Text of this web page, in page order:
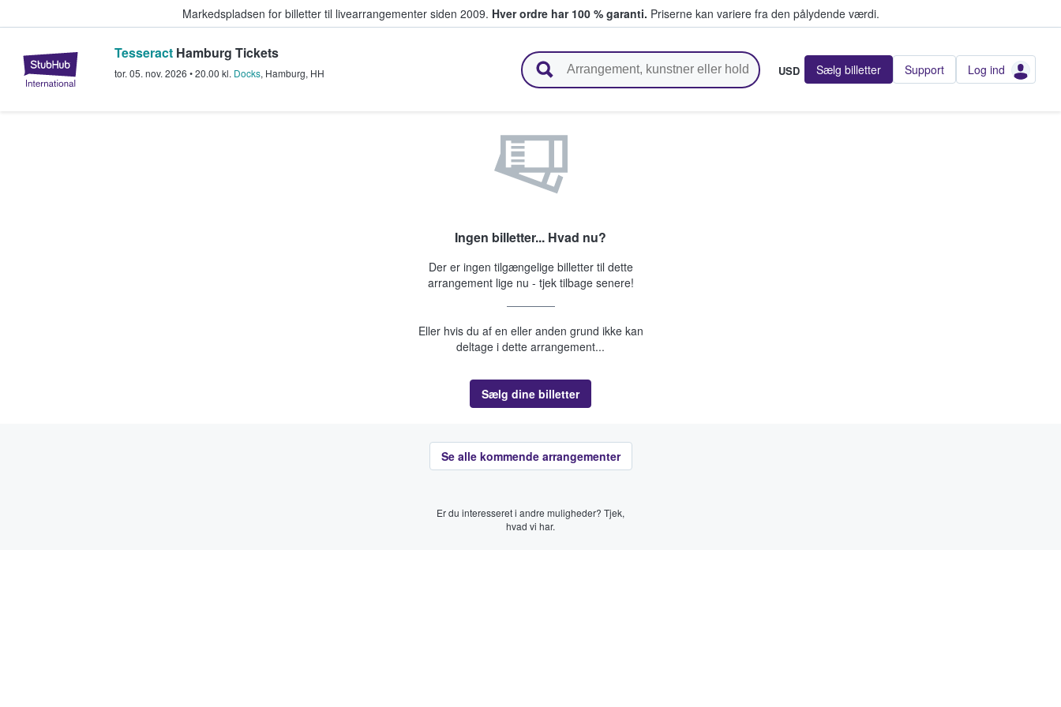
Markedspladsen for billetter til livearrangementer siden 2009. Hver ordre har 100 % garanti. Priserne kan variere fra den pålydende værdi.
StubHub - Hvor fans køber og sælger billetter
Tesseract Hamburg Tickets
tor. 05. nov. 2026 •20.00 kl. Docks, Hamburg, HH USD Sælg billetter Support Log ind
Ingen billetter... Hvad nu?
Der er ingen tilgængelige billetter til dette
arrangement lige nu - tjek tilbage senere!
Eller hvis du af en eller anden grund ikke kan
deltage i dette arrangement...
Sælg dine billetter
Se alle kommende arrangementer
Er du interesseret i andre muligheder? Tjek,
hvad vi har.